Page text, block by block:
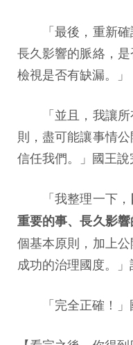
「最後，重新確
長久影響的脈絡，
檢視是否有缺漏。」
「並且，我讓所
則，盡可能讓事情
信任我們。」國王說
「我整理一下，
重要的事、長久影響
個基本原則，加上
成功的治理國度。」
「完全正確！」